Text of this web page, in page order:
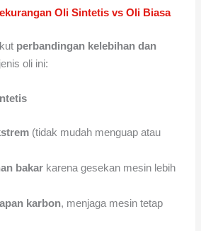
Oli Sintetis vs Oli Biasa
perbandingan kelebihan dan
oli ini:
(tidak mudah menguap atau
bakar karena gesekan mesin lebih
karbon, menjaga mesin tetap